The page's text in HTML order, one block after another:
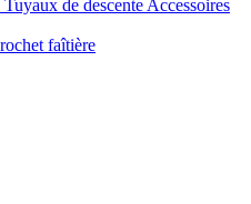
Tuyaux de descente Accessoires
faîtière